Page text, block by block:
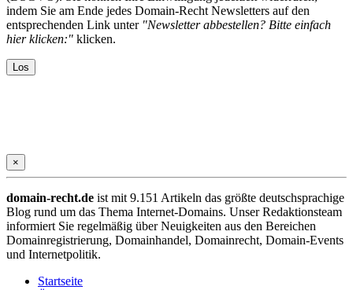
indem Sie am Ende jedes Domain-Recht Newsletters auf den
entsprechenden Link unter "Newsletter abbestellen? Bitte einfach
hier klicken:" klicken.
×
domain-recht.de ist mit 9.151 Artikeln das größte deutschsprachige
Blog rund um das Thema Internet-Domains. Unser Redaktionsteam
informiert Sie regelmäßig über Neuigkeiten aus den Bereichen
Domainregistrierung, Domainhandel, Domainrecht, Domain-Events
und Internetpolitik.
Startseite